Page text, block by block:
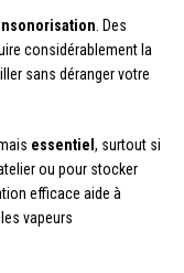
. Des
considérablement la
sans déranger votre
essentiel , surtout si
ou pour stocker
efficace aide à
vapeurs